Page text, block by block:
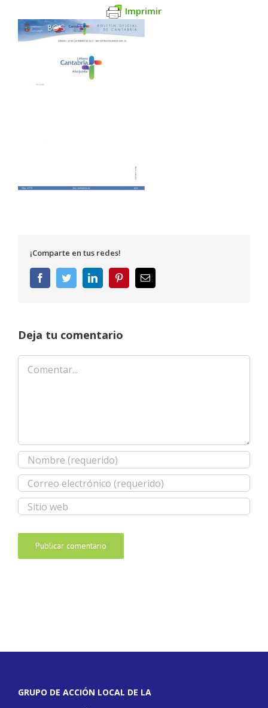
Imprimir
¡Comparte en tus redes!
FacebookTwitterLinkedInPinterestCorreo
electrónico
Deja tu comentario
Comentar
GRUPO DE ACCIÓN LOCAL DE LA